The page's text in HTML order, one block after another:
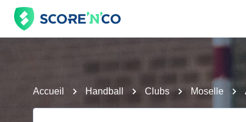
Accueil Handball Clubs Moselle